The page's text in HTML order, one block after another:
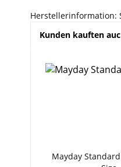
Herstellerinformation:
Kunden kauften
Mayday